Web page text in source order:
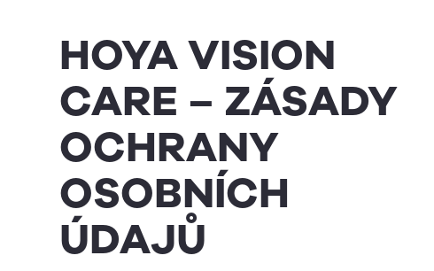
HOYA VISION
CARE – ZÁSADY
OCHRANY
OSOBNÍCH
ÚDAJŮ